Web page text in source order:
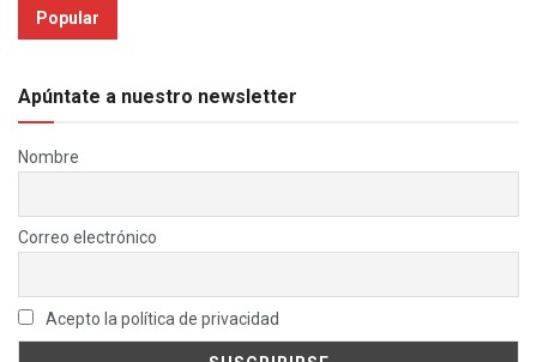
Popular
Apúntate a nuestro newsletter
Nombre
Correo electrónico
Acepto la política de privacidad